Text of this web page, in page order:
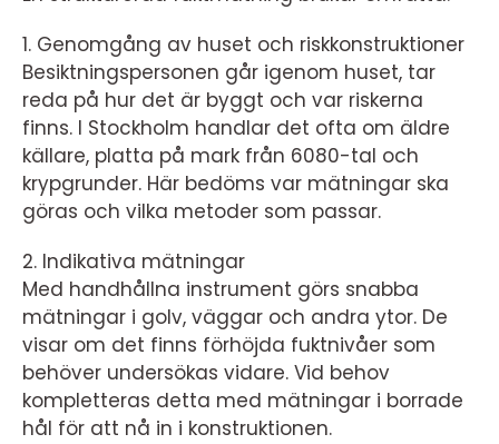
1. Genomgång av huset och riskkonstruktioner
Besiktningspersonen går igenom huset, tar
reda på hur det är byggt och var riskerna
finns. I Stockholm handlar det ofta om äldre
källare, platta på mark från 6080-tal och
krypgrunder. Här bedöms var mätningar ska
göras och vilka metoder som passar.
2. Indikativa mätningar
Med handhållna instrument görs snabba
mätningar i golv, väggar och andra ytor. De
visar om det finns förhöjda fuktnivåer som
behöver undersökas vidare. Vid behov
kompletteras detta med mätningar i borrade
hål för att nå in i konstruktionen.